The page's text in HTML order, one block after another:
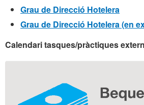
Grau de Direcció Hotelera
Grau de Direcció Hotelera (en
Calendari tasques/pràctiques
Informació
complementària